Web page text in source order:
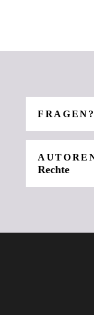
Rechte